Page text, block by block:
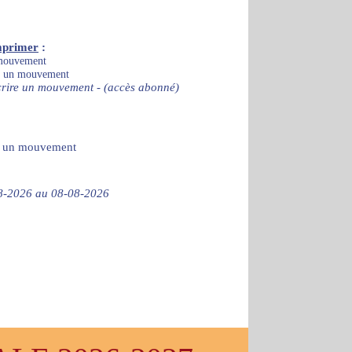
:
mouvement
un mouvement - (accès abonné)
mouvement
2026 au 08-08-2026